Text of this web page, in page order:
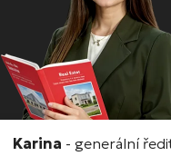
Karina - generální